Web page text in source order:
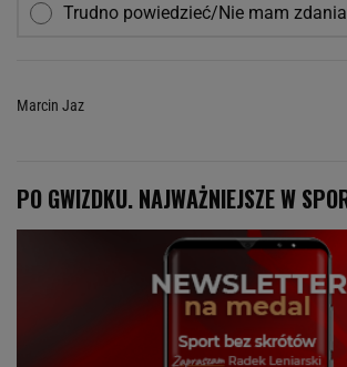
Trudno powiedzieć/Nie mam zdania
Marcin Jaz